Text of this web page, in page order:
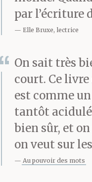
par l’écriture
Elle Bruxe, lectrice
On sait très
court. Ce
est comme
tantôt
bien sûr, et
on veut sur
Au pouvoir des mots